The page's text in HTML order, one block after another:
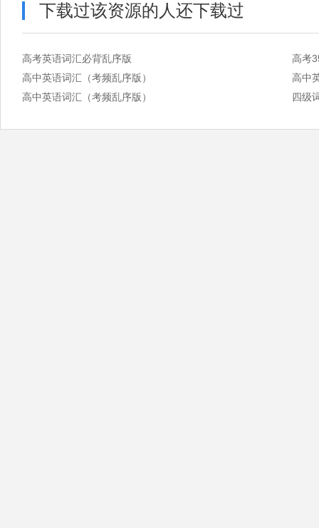
下载过该资源的人还下载过
高考英语词汇必背乱序版
高考
高中英语词汇（考频乱序版）
高中
高中英语词汇（考频乱序版）
四级